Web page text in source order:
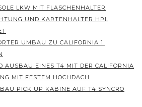
LKW MIT FLASCHENHALTER
UND KARTENHALTER HPL
UMBAU ZU CALIFORNIA 1.
AUSBAU EINES T4 MIT DER CALIFORNIA
MIT FESTEM HOCHDACH
PICK UP KABINE AUF T4 SYNCRO